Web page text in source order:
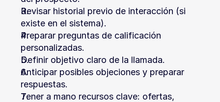
Revisar historial previo de interacción (si
existe en el sistema).
Preparar preguntas de calificación
personalizadas.
Definir objetivo claro de la llamada.
Anticipar posibles objeciones y preparar
respuestas.
Tener a mano recursos clave: ofertas,